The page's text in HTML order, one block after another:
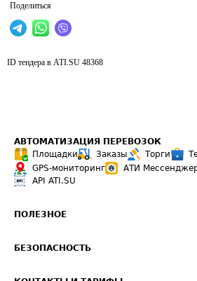
Поделиться
ID тендера в ATI.SU 48368
АВТОМАТИЗАЦИЯ ПЕРЕВОЗОК
Площадки
Заказы Торги
GPS-мониторинг
АТИ
API ATI.SU
ПОЛЕЗНОЕ
Звезды ATI.SU на вашем сайте
БЕЗОПАСНОСТЬ